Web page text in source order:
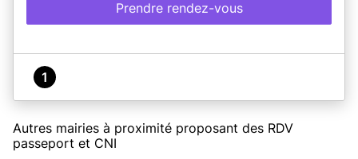
Prendre rendez-vous
1
Autres mairies à proximité proposant des RDV
passeport et CNI